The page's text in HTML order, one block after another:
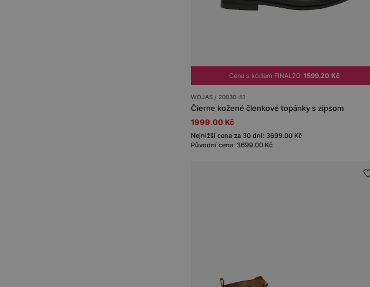
Cena s kódem FINAL20:1599.20 Kč
WOJAS / 20030-51
Čierne kožené členkové topánky s zipsom
1999.00 Kč
Nejnižší cena za 30 dní: 3699.00 Kč
Původní cena: 3699.00 Kč